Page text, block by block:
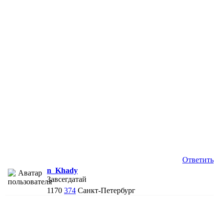
Ответить
n_Khady
Завсегдатай
1170 374 Санкт-Петербург